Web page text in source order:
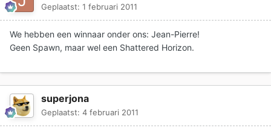
Geplaatst: 1 februari 2011
We hebben een winnaar onder ons: Jean-Pierre!
Geen Spawn, maar wel een Shattered Horizon.
superjona
Geplaatst: 4 februari 2011